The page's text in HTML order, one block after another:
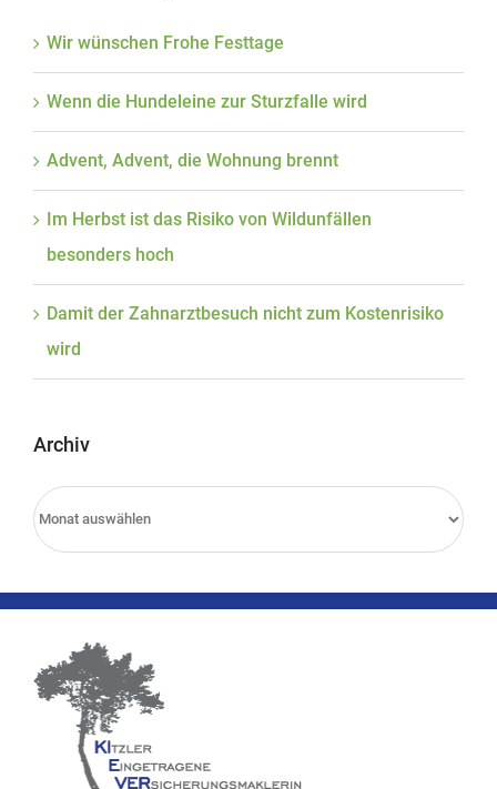
Wir wünschen Frohe Festtage
Wenn die Hundeleine zur Sturzfalle wird
Advent, Advent, die Wohnung brennt
Im Herbst ist das Risiko von Wildunfällen
besonders hoch
Damit der Zahnarztbesuch nicht zum Kostenrisiko
wird
Archiv
Archiv